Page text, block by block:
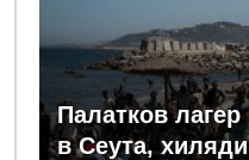
Палатков
в Сеута,